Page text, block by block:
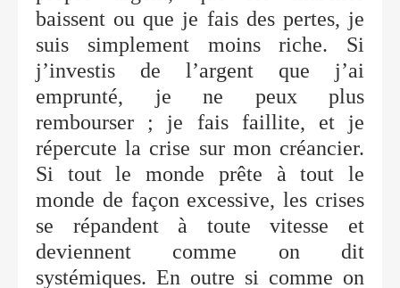
baissent ou que je fais des pertes, je
suis simplement moins riche. Si
j’investis de l’argent que j’ai
emprunté, je ne peux plus
rembourser ; je fais faillite, et je
répercute la crise sur mon créancier.
Si tout le monde prête à tout le
monde de façon excessive, les crises
se répandent à toute vitesse et
deviennent comme on dit
systémiques. En outre si comme on